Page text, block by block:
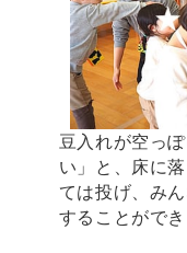
豆入れが空っ
い」と、床に
ては投げ、み
することができ